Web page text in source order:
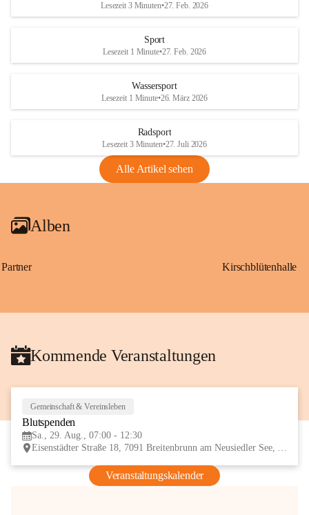
Maßnahmen zur Bekämpfung
Rebe und der Amerikanischen
Anhang VBl. EU Nr. 18
1 Seite•1,4 MB
VBl. EU Nr. 18_2026
Lesezeit 3 Minuten•27. Feb. 2026
Sport
Lesezeit 1 Minute•27. Feb. 2026
Wassersport
Lesezeit 1 Minute•26. März 2026
Radsport
Lesezeit 3 Minuten•27. Juli 2026
Alle Artikel sehen
Alben
Partner Kirschblütenhalle
Kommende Veranstaltungen
Gemeinschaft & Vereinsleben
Blutspenden
Sa., 29. Aug., 07:00 - 12:30
Eisenstädter Straße 18, 7091 Breitenbrunn am Neusiedler See, AUT
Veranstaltungskalender